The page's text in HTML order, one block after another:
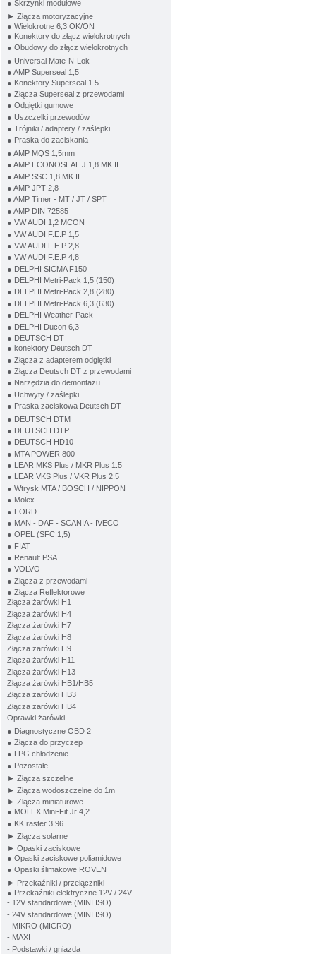
● Skrzynki modułowe
► Złącza motoryzacyjne
● Wielokrotne 6,3 OK/ON
● Konektory do złącz wielokrotnych
● Obudowy do złącz wielokrotnych
● Universal Mate-N-Lok
● AMP Superseal 1,5
● Konektory Superseal 1.5
● Złącza Superseal z przewodami
● Odgiętki gumowe
● Uszczelki przewodów
● Trójniki / adaptery / zaślepki
● Praska do zaciskania
● AMP MQS 1,5mm
● AMP ECONOSEAL J 1,8 MK II
● AMP SSC 1,8 MK II
● AMP JPT 2,8
● AMP Timer - MT / JT / SPT
● AMP DIN 72585
● VW AUDI 1,2 MCON
● VW AUDI F.E.P 1,5
● VW AUDI F.E.P 2,8
● VW AUDI F.E.P 4,8
● DELPHI SICMA F150
● DELPHI Metri-Pack 1,5 (150)
● DELPHI Metri-Pack 2,8 (280)
● DELPHI Metri-Pack 6,3 (630)
● DELPHI Weather-Pack
● DELPHI Ducon 6,3
● DEUTSCH DT
● konektory Deutsch DT
● Złącza z adapterem odgiętki
● Złącza Deutsch DT z przewodami
● Narzędzia do demontażu
● Uchwyty / zaślepki
● Praska zaciskowa Deutsch DT
● DEUTSCH DTM
● DEUTSCH DTP
● DEUTSCH HD10
● MTA POWER 800
● LEAR MKS Plus / MKR Plus 1.5
● LEAR VKS Plus / VKR Plus 2.5
● Wtrysk MTA / BOSCH / NIPPON
● Molex
● FORD
● MAN - DAF - SCANIA - IVECO
● OPEL (SFC 1,5)
● FIAT
● Renault PSA
● VOLVO
● Złącza z przewodami
● Złącza Reflektorowe
Złącza żarówki H1
Złącza żarówki H4
Złącza żarówki H7
Złącza żarówki H8
Złącza żarówki H9
Złącza żarówki H11
Złącza żarówki H13
Złącza żarówki HB1/HB5
Złącza żarówki HB3
Złącza żarówki HB4
Oprawki żarówki
● Diagnostyczne OBD 2
● Złącza do przyczep
● LPG chłodzenie
● Pozostałe
► Złącza szczelne
► Złącza wodoszczelne do 1m
► Złącza miniaturowe
● MOLEX Mini-Fit Jr 4,2
● KK raster 3.96
► Złącza solarne
► Opaski zaciskowe
● Opaski zaciskowe poliamidowe
● Opaski ślimakowe ROVEN
► Przekaźniki / przełączniki
● Przekaźniki elektryczne 12V / 24V
- 12V standardowe (MINI ISO)
- 24V standardowe (MINI ISO)
- MIKRO (MICRO)
- MAXI
- Podstawki / gniazda